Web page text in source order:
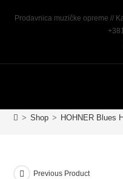
Prodavnica muzičke opreme //
> Shop > HOHNER Blues
Previous Product